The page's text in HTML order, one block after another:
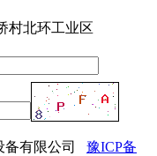
村北环工业区
备有限公司 豫ICP备